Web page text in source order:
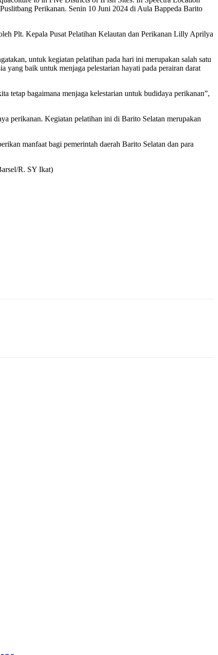
Perikanan. Senin 10 Juni 2024 di Aula Bappeda Barito
Plt. Kepala Pusat Pelatihan Kelautan dan Perikanan Lilly Aprilya
untuk kegiatan pelatihan pada hari ini merupakan salah satu
yang baik untuk menjaga pelestarian hayati pada perairan darat
tetap bagaimana menjaga kelestarian untuk budidaya perikanan”,
perikanan. Kegiatan pelatihan ini di Barito Selatan merupakan
manfaat bagi pemerintah daerah Barito Selatan dan para
R. SY Ikat)